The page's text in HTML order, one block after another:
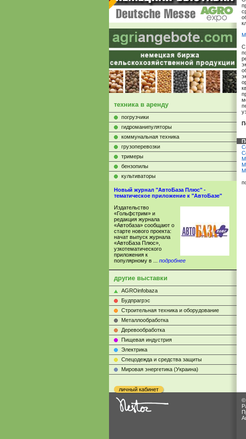
техника в аренду
погрузчики
гидроманипуляторы
коммунальная техника
грузоперевозки
тримеры
бензопилы
культиваторы
Новый журнал "АвтоБаза Плюс" -
тематическое приложение к "АвтоБазе"
Издательство
«Гольфстрим» и
редакция журнала
«Автобаза» сообщают о
старте нового проекта:
начат выпуск журнала
«АвтоБаза Плюс»,
узкотематического
приложения к
популярному в ... подробнее
другие выставки
AGROinfobaza
Будпрагрэс
Строительная техника и оборудование
Металлообработка
Деревообработка
Пищевая индустрия
Электрика
Cпецодежда и средства защиты
Мировая энергетика (Украина)
личный кабинет
С
©